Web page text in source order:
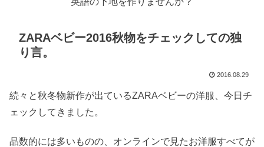
ZARAベビー2016秋物をチェックしての独
り言。
2016.08.29
続々と秋冬物新作が出ているZARAベビーの洋服、今日チ
ェックしてきました。
品数的には多いものの、オンラインで見たお洋服すべてが